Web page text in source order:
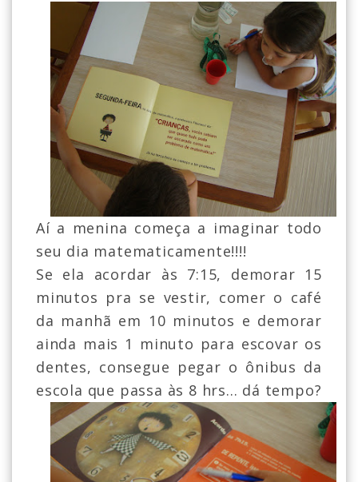
Aí a menina começa a imaginar todo
seu dia matematicamente!!!!
Se ela acordar às 7:15, demorar 15
minutos pra se vestir, comer o café
da manhã em 10 minutos e demorar
ainda mais 1 minuto para escovar os
dentes, consegue pegar o ônibus da
escola que passa às 8 hrs... dá tempo?